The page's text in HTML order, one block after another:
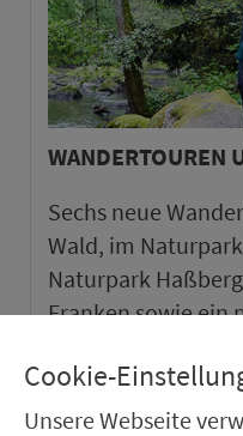
WANDERTOUREN
Sechs neue
Wald, im
Naturpark
Franken sowie ein
Cookie-
Unsere Webseite